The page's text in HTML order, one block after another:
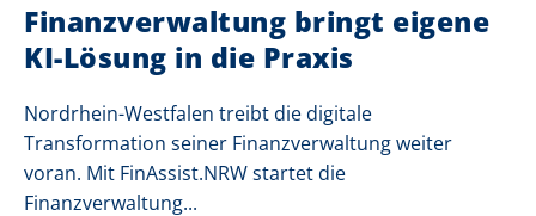
Finanzverwaltung bringt eigene
KI-Lösung in die Praxis
Nordrhein-Westfalen treibt die digitale
Transformation seiner Finanzverwaltung weiter
voran. Mit FinAssist.NRW startet die
Finanzverwaltung...